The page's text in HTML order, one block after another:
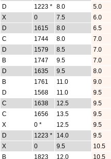
D 1223 * 8.0
5.0
X 0 7.5
6.0
D 1615 8.0
6.5
C 1744 8.0
7.0
D 1579 8.5
7.0
B 1747 9.5
7.0
D 1635 9.5
8.0
B 1761 11.0
9.0
D 1568 11.0
9.5
C 1638 12.5
9.5
C 1656 13.5
9.5
X 0 * 12.5
9.5
D 1223 * 14.0
9.5
X 0 9.5
10.5
B 1823 12.0
10.5